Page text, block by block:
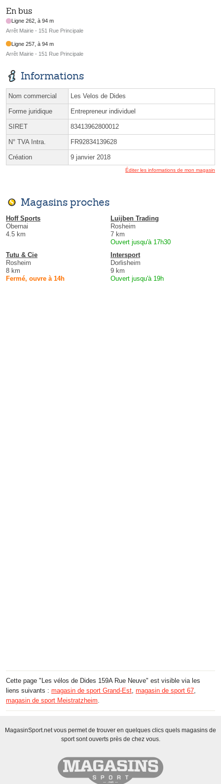
En bus
Ligne 262, à 94 m
Arrêt Mairie - 151 Rue Principale
Ligne 257, à 94 m
Arrêt Mairie - 151 Rue Principale
Informations
Nom commercial Les Velos de Dides
Forme juridique Entrepreneur individuel
SIRET 83413962800012
N° TVA Intra. FR92834139628
Création 9 janvier 2018
Éditer les informations de mon magasin
Magasins proches
Hoff Sports
Obernai
4.5 km
Luijben Trading
Rosheim
7 km
Ouvert jusqu'à 17h30
Tutu & Cie
Rosheim
8 km
Fermé, ouvre à 14h
Intersport
Dorlisheim
9 km
Ouvert jusqu'à 19h
Cette page "Les vélos de Dides 159A Rue Neuve" est visible via les
liens suivants : magasin de sport Grand-Est magasin de sport 67
magasin de sport Meistratzheim
MagasinSport.net vous permet de trouver en quelques clics quels magasins de
sport sont ouverts près de chez vous.